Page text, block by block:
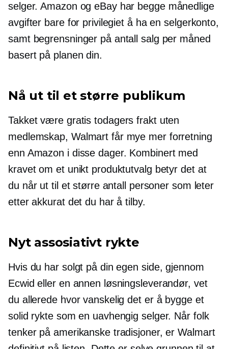
selger. Amazon og eBay har begge månedlige
avgifter bare for privilegiet å ha en selgerkonto,
samt begrensninger på antall salg per måned
basert på planen din.
Nå ut til et større publikum
Takket være gratistodagers frakt uten
medlemskap, Walmart får mye mer forretning
enn Amazon i disse dager. Kombinert med
kravet om et unikt produktutvalg betyr det at
du når ut til et større antall personer som leter
etter akkurat det du har å tilby.
Nyt assosiativt rykte
Hvis du har solgt på din egen side, gjennom
Ecwid eller en annen løsningsleverandør, vet
du allerede hvor vanskelig det er å bygge et
solid rykte som en uavhengig selger. Når folk
tenker på amerikanske tradisjoner, er Walmart